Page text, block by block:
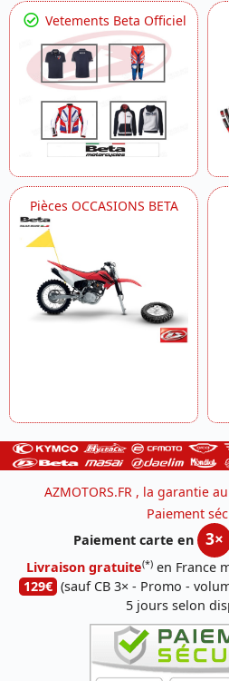
Vetements Beta Officiel
Pièces OCCASIONS BETA
AZMOTORS.FR , la garantie
Paiement
Paiement carte en
3×
Livraison gratuite(*) en France
129€ (sauf CB 3× - Promo -
5 jours selon